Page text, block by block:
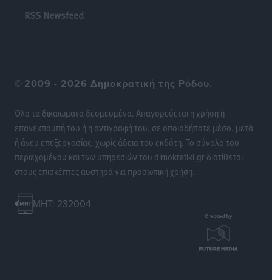
RSS Newsfeed
© 2009 - 2026 Δημοκρατική της Ρόδου.
Όλα τα δικαιώματα δεσμευμένα. Απαγορεύεται η χρήση ή
επανεκπομπή του ή η αντιγραφή του, σε οποιοδήποτε μέσο, μετά
ή άνευ επεξεργασίας, χωρίς άδεια του εκδότη. Το σύνολο του
περιεχομένου και των υπηρεσιών του dimokratiki.gr διατίθεται
στους επισκέπτες αυστηρά για προσωπική χρήση.
MHT: 232004